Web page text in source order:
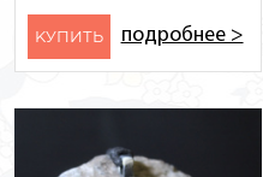
KУПИТЬ подробнее >